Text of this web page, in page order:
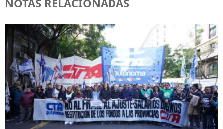
NOTAS RELACIONADAS